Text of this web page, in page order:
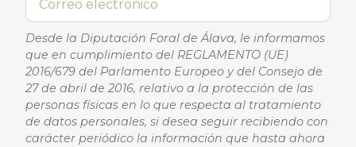
Desde la Diputación Foral de Álava, le informamos
que en cumplimiento del REGLAMENTO (UE)
2016/679 del Parlamento Europeo y del Consejo de
27 de abril de 2016, relativo a la protección de las
personas físicas en lo que respecta al tratamiento
de datos personales, si desea seguir recibiendo con
carácter periódico la información que hasta ahora